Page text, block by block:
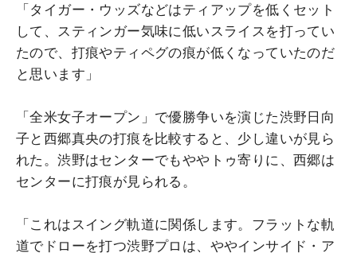
「タイガー・ウッズなどはティアップを低くセット
して、スティンガー気味に低いスライスを打ってい
たので、打痕やティペグの痕が低くなっていたのだ
と思います」
「全米女子オープン」で優勝争いを演じた渋野日向
子と西郷真央の打痕を比較すると、少し違いが見ら
れた。渋野はセンターでもややトゥ寄りに、西郷は
センターに打痕が見られる。
「これはスイング軌道に関係します。フラットな軌
道でドローを打つ渋野プロは、ややインサイド・ア